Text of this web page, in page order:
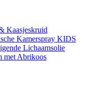
Kaasjeskruid
Kamerspray KIDS
Lichaamsolie
met Abrikoos